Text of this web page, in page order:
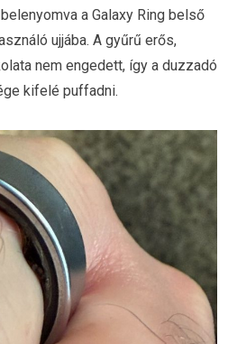
a Galaxy Ring belső
ujjába. A gyűrű erős,
nem engedett, így a duzzadó
kifelé puffadni.